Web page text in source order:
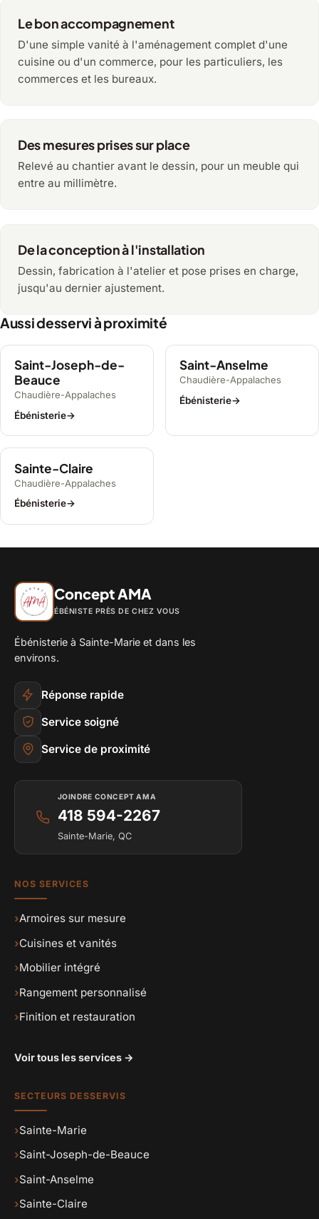
Le bon accompagnement
D'une simple vanité à l'aménagement complet d'une
cuisine ou d'un commerce, pour les particuliers, les
commerces et les bureaux.
Des mesures prises sur place
Relevé au chantier avant le dessin, pour un meuble qui
entre au millimètre.
De la conception à l'installation
Dessin, fabrication à l'atelier et pose prises en charge,
jusqu'au dernier ajustement.
Aussi desservi à proximité
Saint-Joseph-de-
Beauce
Chaudière-Appalaches
Ébénisterie→
Saint-Anselme
Chaudière-Appalaches
Ébénisterie→
Sainte-Claire
Chaudière-Appalaches
Ébénisterie→
Concept AMA
ÉBÉNISTE PRÈS DE CHEZ VOUS
Ébénisterie à Sainte-Marie et dans les
environs.
Réponse rapide
Service soigné
Service de proximité
JOINDRE CONCEPT AMA
418 594-2267
Sainte-Marie, QC
NOS SERVICES
›Armoires sur mesure
›Cuisines et vanités
›Mobilier intégré
›Rangement personnalisé
›Finition et restauration
Voir tous les services →
SECTEURS DESSERVIS
›Sainte-Marie
›Saint-Joseph-de-Beauce
›Saint-Anselme
›Sainte-Claire